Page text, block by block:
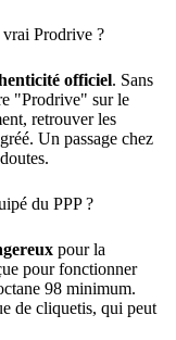
vrai Prodrive ?
officiel. Sans
"Prodrive" sur le
retrouver les
Un passage chez
du PPP ?
pour la
pour fonctionner
98 minimum.
de cliquetis, qui peut